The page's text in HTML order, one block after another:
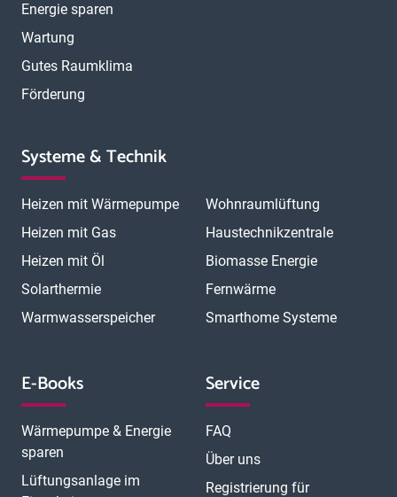
Energie sparen
Wartung
Gutes Raumklima
Förderung
Systeme & Technik
Heizen mit Wärmepumpe
Heizen mit Gas
Heizen mit Öl
Solarthermie
Warmwasserspeicher
Wohnraumlüftung
Haustechnikzentrale
Biomasse Energie
Fernwärme
Smarthome Systeme
E-Books
Wärmepumpe & Energie
sparen
Lüftungsanlage im
Service
FAQ
Über uns
Registrierung für